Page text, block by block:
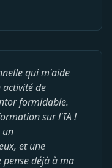
qui m'aide
de
formidable.
sur l'IA !
un
et une
déjà à ma